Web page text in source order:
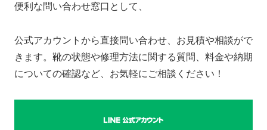
便利な問い合わせ窓口として、
公式アカウントから直接問い合わせ、お見積や相談がで
きます。靴の状態や修理方法に関する質問、料金や納期
についての確認など、お気軽にご相談ください！